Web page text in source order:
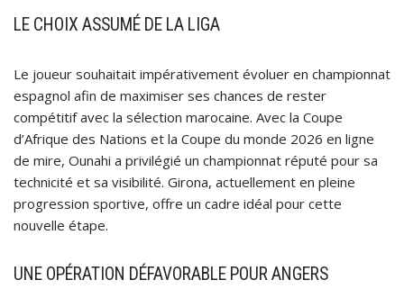
LE CHOIX ASSUMÉ DE LA LIGA
Le joueur souhaitait impérativement évoluer en championnat
espagnol afin de maximiser ses chances de rester
compétitif avec la sélection marocaine. Avec la Coupe
d’Afrique des Nations et la Coupe du monde 2026 en ligne
de mire, Ounahi a privilégié un championnat réputé pour sa
technicité et sa visibilité. Girona, actuellement en pleine
progression sportive, offre un cadre idéal pour cette
nouvelle étape.
UNE OPÉRATION DÉFAVORABLE POUR ANGERS